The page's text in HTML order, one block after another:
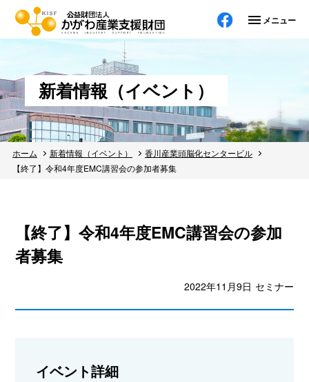
メニュー
新着情報（イベント）
ホーム 新着情報（イベント）
香川産業頭脳化センタービル
【終了】令和4年度EMC講習会の参加者募集
【終了】令和4年度EMC講習会の参加
者募集
2022年11月9日 セミナー
イベント詳細